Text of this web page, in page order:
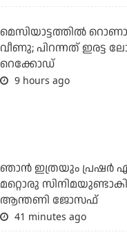
മെസിയാട്ടത്തില്‍
വീണു; പിറന്നത് ഇരട്ട
റെക്കോഡ്
9 hours ago
ഞാന്‍ ഇത്രയും പ്രഷര്‍
മറ്റൊരു
ആന്തണി ജോസഫ്
41 minutes ago